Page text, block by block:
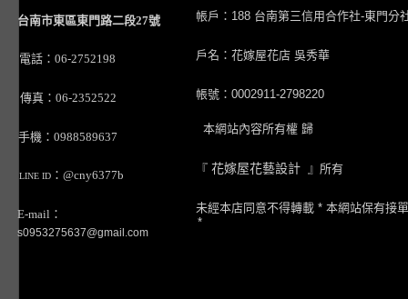
台南市東區東門路二段27號
電話：06-2752198
傳真：06-2352522
手機：0988589637
LINE ID ：@cny6377b
E-mail：
s0953275637@gmail.com
帳戶：188 台南第三信用合作社-東門分
戶名：花嫁屋花店 吳秀華
帳號：0002911-2798220
本網站內容所有權 歸
『 花嫁屋花藝設計 』所有
未經本店同意不得轉載 * 本網站保有接
*